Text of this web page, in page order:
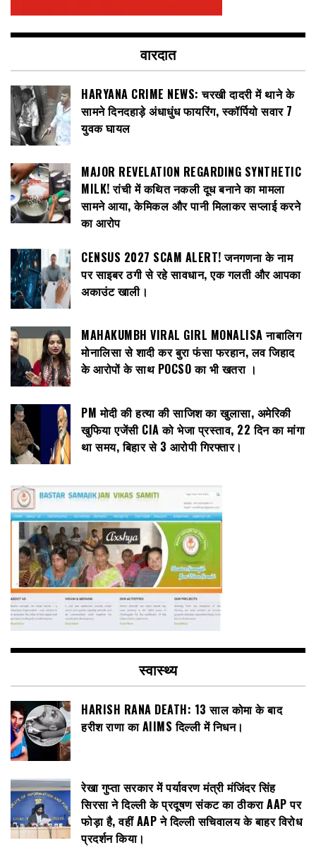
वारदात
HARYANA CRIME NEWS: चरखी दादरी में थाने के
सामने दिनदहाड़े अंधाधुंध फायरिंग, स्कॉर्पियो सवार 7
युवक घायल
MAJOR REVELATION REGARDING SYNTHETIC
MILK! रांची में कथित नकली दूध बनाने का मामला
सामने आया, केमिकल और पानी मिलाकर सप्लाई करने
का आरोप
CENSUS 2027 SCAM ALERT! जनगणना के नाम
पर साइबर ठगी से रहे सावधान, एक गलती और आपका
अकाउंट खाली।
MAHAKUMBH VIRAL GIRL MONALISA नाबालिग
मोनालिसा से शादी कर बुरा फंसा फरहान, लव जिहाद
के आरोपों के साथ POCSO का भी खतरा ।
PM मोदी की हत्या की साजिश का खुलासा, अमेरिकी
खुफिया एजेंसी CIA को भेजा प्रस्ताव, 22 दिन का मांगा
था समय, बिहार से 3 आरोपी गिरफ्तार।
स्वास्थ्य
HARISH RANA DEATH: 13 साल कोमा के बाद
हरीश राणा का AIIMS दिल्ली में निधन।
रेखा गुप्ता सरकार में पर्यावरण मंत्री मंजिंदर सिंह
सिरसा ने दिल्ली के प्रदूषण संकट का ठीकरा AAP पर
फोड़ा है, वहीं AAP ने दिल्ली सचिवालय के बाहर विरोध
प्रदर्शन किया।